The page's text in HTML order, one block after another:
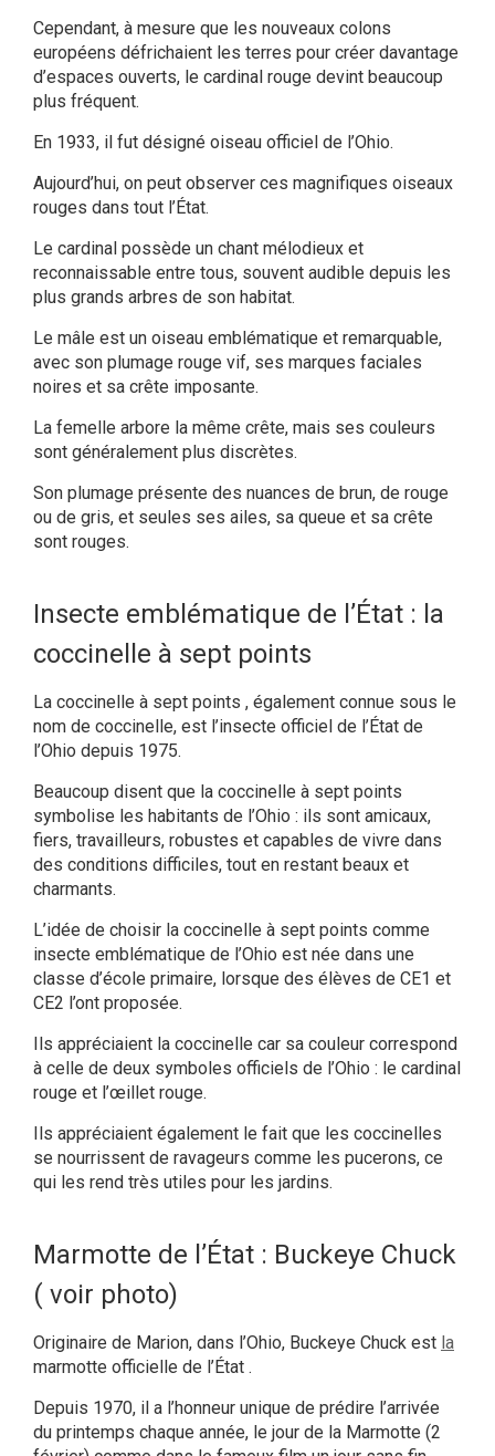
Cependant, à mesure que les nouveaux colons
européens défrichaient les terres pour créer davantage
d’espaces ouverts, le cardinal rouge devint beaucoup
plus fréquent.
En 1933, il fut désigné oiseau officiel de l’Ohio.
Aujourd’hui, on peut observer ces magnifiques oiseaux
rouges dans tout l’État.
Le cardinal possède un chant mélodieux et
reconnaissable entre tous, souvent audible depuis les
plus grands arbres de son habitat.
Le mâle est un oiseau emblématique et remarquable,
avec son plumage rouge vif, ses marques faciales
noires et sa crête imposante.
La femelle arbore la même crête, mais ses couleurs
sont généralement plus discrètes.
Son plumage présente des nuances de brun, de rouge
ou de gris, et seules ses ailes, sa queue et sa crête
sont rouges.
Insecte emblématique de l’État : la
coccinelle à sept points
La coccinelle à sept points , également connue sous le
nom de coccinelle, est l’insecte officiel de l’État de
l’Ohio depuis 1975.
Beaucoup disent que la coccinelle à sept points
symbolise les habitants de l’Ohio : ils sont amicaux,
fiers, travailleurs, robustes et capables de vivre dans
des conditions difficiles, tout en restant beaux et
charmants.
L’idée de choisir la coccinelle à sept points comme
insecte emblématique de l’Ohio est née dans une
classe d’école primaire, lorsque des élèves de CE1 et
CE2 l’ont proposée.
Ils appréciaient la coccinelle car sa couleur correspond
à celle de deux symboles officiels de l’Ohio : le cardinal
rouge et l’œillet rouge.
Ils appréciaient également le fait que les coccinelles
se nourrissent de ravageurs comme les pucerons, ce
qui les rend très utiles pour les jardins.
Marmotte de l’État : Buckeye Chuck
( voir photo)
Originaire de Marion, dans l’Ohio, Buckeye Chuck est la
marmotte officielle de l’État .
Depuis 1970, il a l’honneur unique de prédire l’arrivée
du printemps chaque année, le jour de la Marmotte (2